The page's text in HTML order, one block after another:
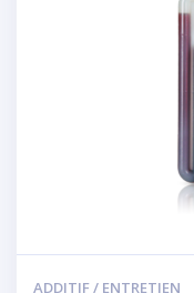
ADDITIF / ENTRETIEN